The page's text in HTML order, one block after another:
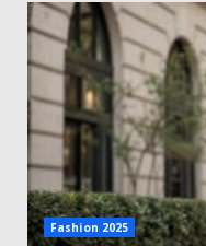
Fashion 2025